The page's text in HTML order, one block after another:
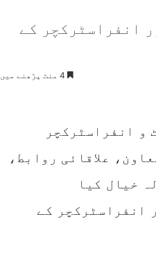
انفراسٹرکچر کے
4 منٹ پڑھنے میں
و انفراسٹرکچر
علاقائی روابط،
خیال کیا
انفراسٹرکچر کے